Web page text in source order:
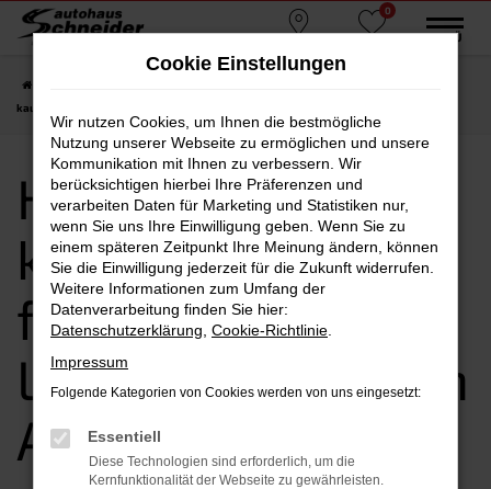
Zum
0
MENÜ
kaufen, leasen, finanzieren | Lieferservice nach Augsburg
Hyundai TUCSON
kaufen, leasen,
finanzieren |
Lieferservice nach
Augsburg
Cookie Einstellungen
Wir nutzen Cookies, um Ihnen die bestmögliche
Nutzung unserer Webseite zu ermöglichen und unsere
Kommunikation mit Ihnen zu verbessern. Wir
berücksichtigen hierbei Ihre Präferenzen und
verarbeiten Daten für Marketing und Statistiken nur,
wenn Sie uns Ihre Einwilligung geben. Wenn Sie zu
einem späteren Zeitpunkt Ihre Meinung ändern, können
Sie die Einwilligung jederzeit für die Zukunft widerrufen.
Weitere Informationen zum Umfang der
Datenverarbeitung finden Sie hier:
Datenschutzerklärung Cookie-Richtlinie
Impressum
Folgende Kategorien von Cookies werden von uns eingesetzt:
Essentiell
Diese Technologien sind erforderlich, um die
Kernfunktionalität der Webseite zu gewährleisten.